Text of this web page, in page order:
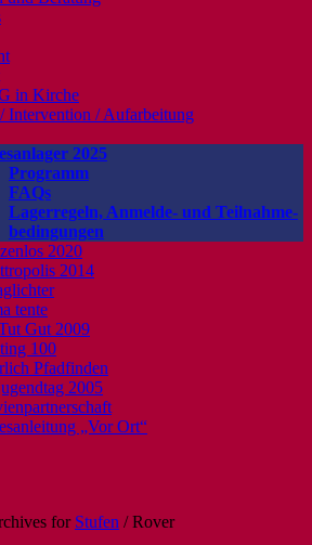
in Kirche
Intervention / Aufarbeitung
2025
Programm
FAQs
Lagerregeln, Anmelde- und Teilnahme-
bedingungen
2020
2014
tente
Gut 2009
100
Pfadfinden
2005
„Vor Ort“
for Stufen /Rover